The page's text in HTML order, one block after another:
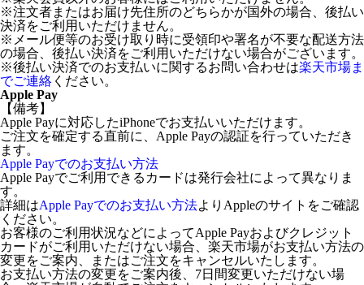
※注文者またはお届け先住所のどちらかが国外の場合、後払い
決済をご利用いただけません。
※メール便等のお受け取り時に受領印や署名が不要な配送方法
の場合、後払い決済をご利用いただけない場合がございます。
※後払い決済でのお支払いに関するお問い合わせは楽天市場ま
でご連絡 ください。
Apple Pay
【備考】
Apple Payに対応したiPhoneでお支払いいただけます。
ご注文を確定する直前に、Apple Payの認証を行っていただき
ます。
Apple Payでのお支払い方法
Apple Payでご利用できるカードは発行会社によって異なりま
す。
詳細はApple Payでのお支払い方法よりAppleのサイトをご確認
ください。
お客様のご利用状況などによってApple Payおよびクレジット
カードがご利用いただけない場合、楽天市場がお支払い方法の
変更をご案内、またはご注文をキャンセルいたします。
お支払い方法の変更をご案内後、7日間変更いただけない場